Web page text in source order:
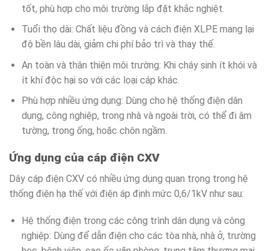
tốt, phù hợp cho môi trường lắp đặt khắc nghiệt.
Tuổi thọ dài: Chất liệu đồng và cách điện XLPE mang lại
độ bền lâu dài, giảm chi phí bảo trì và thay thế.
An toàn và thân thiện môi trường: Khi cháy sinh ít khói và
ít khí độc hại so với các loại cáp khác.
Phù hợp nhiều ứng dụng: Dùng cho hệ thống điện dân
dụng, công nghiệp, trong nhà và ngoài trời, có thể đi âm
tường, trong ống, hoặc chôn ngầm.
Ứng dụng của cáp điện CXV
Dây cáp điện CXV có nhiều ứng dụng quan trọng trong hệ
thống điện hạ thế với điện áp định mức 0,6/1kV như sau:
Hệ thống điện trong các công trình dân dụng và công
nghiệp: Dùng để dẫn điện cho các tòa nhà, nhà ở, trường